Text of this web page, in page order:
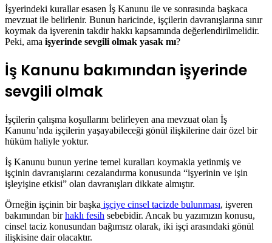
İşyerindeki kurallar esasen İş Kanunu ile ve sonrasında başkaca
mevzuat ile belirlenir. Bunun haricinde, işçilerin davranışlarına sınır
koymak da işverenin takdir hakkı kapsamında değerlendirilmelidir.
Peki, ama işyerinde sevgili olmak yasak mı?
İş Kanunu bakımından işyerinde
sevgili olmak
İşçilerin çalışma koşullarını belirleyen ana mevzuat olan İş
Kanunu’nda işçilerin yaşayabileceği gönül ilişkilerine dair özel bir
hüküm haliyle yoktur.
İş Kanunu bunun yerine temel kuralları koymakla yetinmiş ve
işçinin davranışlarını cezalandırma konusunda “işyerinin ve işin
işleyişine etkisi” olan davranışları dikkate almıştır.
Örneğin işçinin bir başka işçiye cinsel tacizde bulunması, işveren
bakımından birhaklı fesih sebebidir. Ancak bu yazımızın konusu,
cinsel taciz konusundan bağımsız olarak, iki işçi arasındaki gönül
ilişkisine dair olacaktır.